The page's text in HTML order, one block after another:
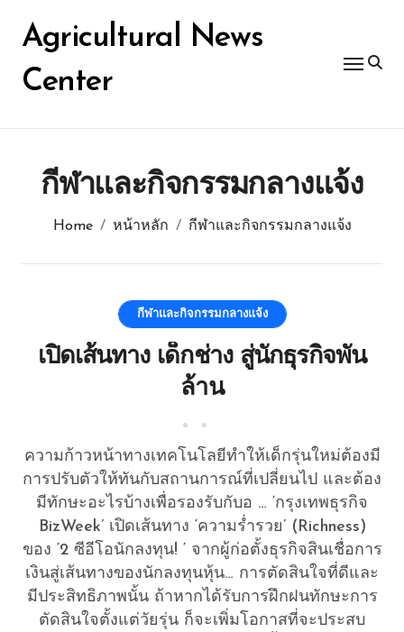
contentAgricultural News
Center
กีฬาและกิจกรรมกลางแจ้ง
Home หน้าหลัก กีฬาและกิจกรรมกลางแจ้ง
กีฬาและกิจกรรมกลางแจ้ง
เปิดเส้นทาง เด็กช่าง สู่นักธุรกิจพัน
ล้าน
ความก้าวหน้าทางเทคโนโลยีทำให้เด็กรุ่นใหม่ต้องมี
การปรับตัวให้ทันกับสถานการณ์ที่เปลี่ยนไป และต้อง
มีทักษะอะไรบ้างเพื่อรองรับกับอ … ‘กรุงเทพธุรกิจ
BizWeek’ เปิดเส้นทาง ‘ความร่ำรวย’ (Richness)
ของ ‘2 ซีอีโอนักลงทุน! ‘ จากผู้ก่อตั้งธุรกิจสินเชื่อการ
เงินสู่เส้นทางของนักลงทุนหุ้น… การตัดสินใจที่ดีและ
มีประสิทธิภาพนั้น ถ้าหากได้รับการฝึกฝนทักษะการ
ตัดสินใจตั้งแต่วัยรุ่น ก็จะเพิ่มโอกาสที่จะประสบ